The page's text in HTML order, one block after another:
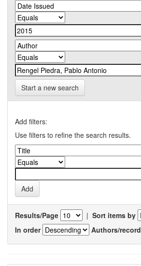
Start a new search
Add filters:
Use filters to refine the search results.
Results/Page | Sort items by
In order
Authors/record